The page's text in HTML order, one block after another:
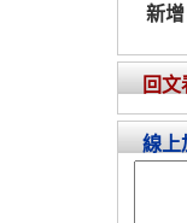
新增
回文
線上